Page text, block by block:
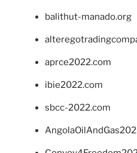
balithut-manado.org
aprce2022.com
ibie2022.com
sbcc-2022.com